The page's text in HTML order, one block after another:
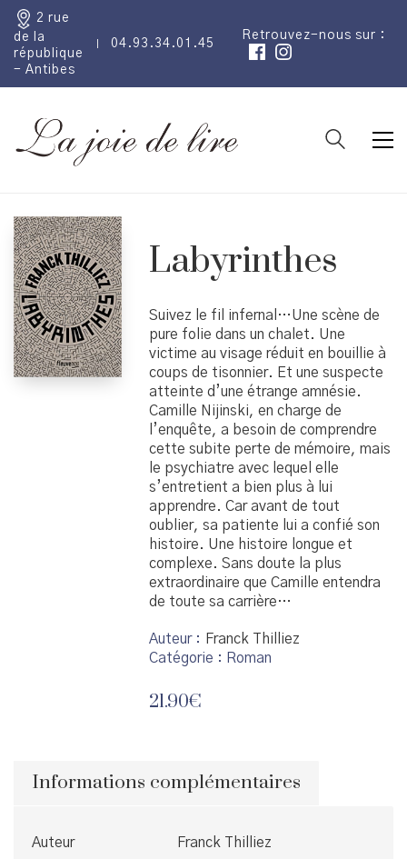
2 rue
de la
république
- Antibes
04.93.34.01.45
Retrouvez-nous sur :
Labyrinthes
Suivez le fil infernal…Une scène de
pure folie dans un chalet. Une
victime au visage réduit en bouillie à
coups de tisonnier. Et une suspecte
atteinte d’une étrange amnésie.
Camille Nijinski, en charge de
l’enquête, a besoin de comprendre
cette subite perte de mémoire, mais
le psychiatre avec lequel elle
s’entretient a bien plus à lui
apprendre. Car avant de tout
oublier, sa patiente lui a confié son
histoire. Une histoire longue et
complexe. Sans doute la plus
extraordinaire que Camille entendra
de toute sa carrière…
Auteur
Franck Thilliez
Catégorie : Roman
21.90€
Informations complémentaires
Auteur Franck Thilliez